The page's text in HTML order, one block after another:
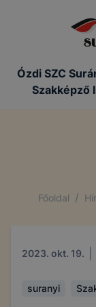
Ózdi SZC
Szakképző
Főoldal /
2023. okt. 19.
suranyi
Az IKK
honlapokon